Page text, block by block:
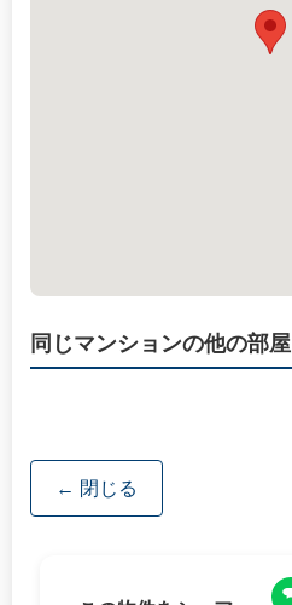
同じマンションの他の部屋
← 閉じる